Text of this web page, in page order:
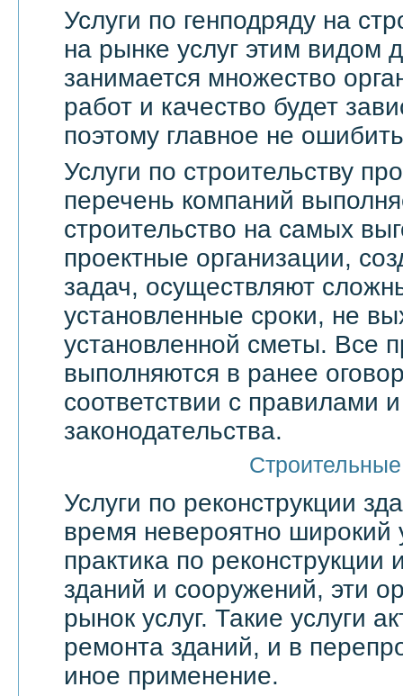
Услуги по генподряду на
на рынке услуг этим видом
занимается множество
работ и качество будет
поэтому главное не
Услуги по строительству
перечень компаний
строительство на самых
проектные организации,
задач, осуществляют
установленные сроки, не
установленной сметы. Все
выполняются в ранее
соответствии с правилами
законодательства.
Строительные
Услуги по реконструкции
время невероятно широкий
практика по реконструкции
зданий и сооружений, эти
рынок услуг. Такие услуги
ремонта зданий, и в
иное применение.